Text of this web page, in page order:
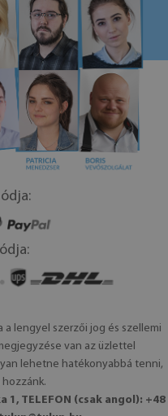
lengyel szerzői jog és szellemi
van az üzlettel
lehetne hatékonyabbá tenni,
hozzánk.
1, TELEFON (csak angol): +48